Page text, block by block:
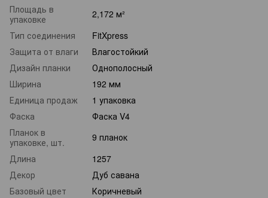
Площадь в
упаковке
2,172 м²
Тип соединения
FitXpress
Защита от влаги
Влагостойкий
Дизайн планки
Однополосный
Ширина
192 мм
Единица продаж
1 упаковка
Фаска
Фаска V4
Планок в
упаковке, шт.
9 планок
Длина
1257
Декор
Дуб савана
Базовый цвет
Коричневый